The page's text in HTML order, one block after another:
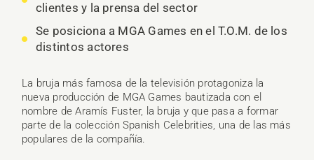
clientes y la prensa del sector
Se posiciona a MGA Games en el T.O.M. de los
distintos actores
La bruja más famosa de la televisión protagoniza la
nueva producción de MGA Games bautizada con el
nombre de Aramís Fuster, la bruja y que pasa a formar
parte de la colección Spanish Celebrities, una de las más
populares de la compañía.